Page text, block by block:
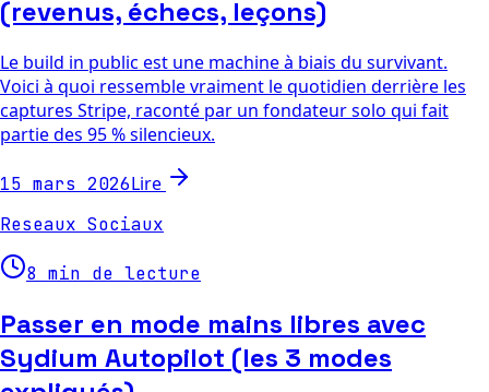
(revenus, échecs, leçons)
Le build in public est une machine à biais du survivant.
Voici à quoi ressemble vraiment le quotidien derrière les
captures Stripe, raconté par un fondateur solo qui fait
partie des 95 % silencieux.
15 mars 2026Lire
Reseaux Sociaux
8 min de lecture
Passer en mode mains libres avec
Sydium Autopilot (les 3 modes